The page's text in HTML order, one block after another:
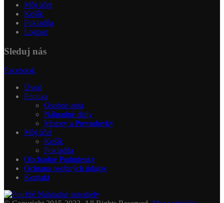
Môj účet
Košík
Pokladňa
Logout
Sleduj nás
Facebook
Úvod
Ponuka
Osobné autá
Náhradné diely
Motory a Prevodovky
Môj účet
Košík
Pokladňa
Obchodné Podmienky
Ochrana osobných údajov
Kontakt